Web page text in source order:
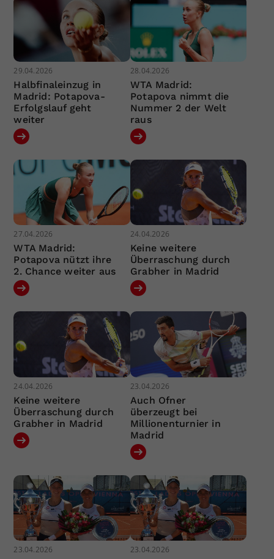
29.04.2026
Halbfinaleinzug in
Madrid: Potapova-
Erfolgslauf geht
weiter
28.04.2026
WTA Madrid:
Potapova nimmt die
Nummer 2 der Welt
raus
27.04.2026
WTA Madrid:
Potapova nützt ihre
2. Chance weiter aus
24.04.2026
Keine weitere
Überraschung durch
Grabher in Madrid
24.04.2026
Keine weitere
Überraschung durch
Grabher in Madrid
23.04.2026
Auch Ofner
überzeugt bei
Millionenturnier in
Madrid
23.04.2026 23.04.2026